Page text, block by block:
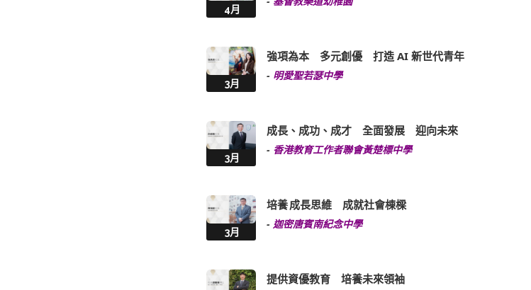
4月
3月
強項為本 多元創優 打造 AI 新世代青年
- 明愛聖若瑟中學
3月
成長、成功、成才 全面發展 迎向未來
- 香港教育工作者聯會黃楚標中學
3月
培養 成長思維 成就社會棟樑
-迦密唐賓南紀念中學
提供資優教育 培養未來領袖